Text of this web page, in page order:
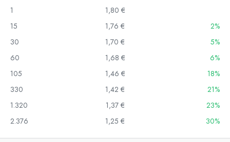
1
1,80 €
15
1,76 €
2%
30
1,70 €
5%
60
1,68 €
6%
105
1,46 €
18%
330
1,42 €
21%
1.320
1,37 €
23%
2.376
1,25 € 30%